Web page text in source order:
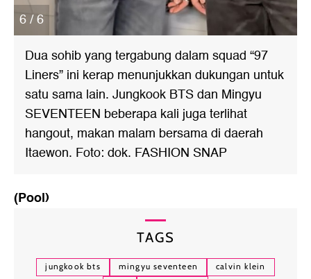
6 / 6
Dua sohib yang tergabung dalam squad “97
Liners” ini kerap menunjukkan dukungan untuk
satu sama lain. Jungkook BTS dan Mingyu
SEVENTEEN beberapa kali juga terlihat
hangout, makan malam bersama di daerah
Itaewon. Foto: dok. FASHION SNAP
(Pool)
TAGS
jungkook bts mingyu seventeen
calvin klein